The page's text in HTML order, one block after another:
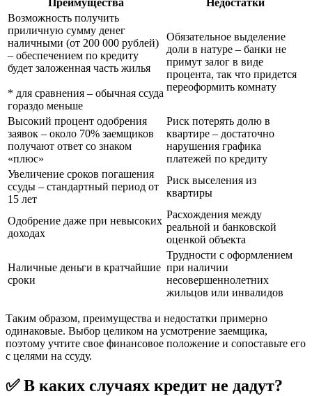
Преимущества
Недостатки
Возможность получить
приличную сумму денег
наличными (от 200 000 рублей)
– обеспечением по кредиту
будет заложенная часть жилья
* для сравнения – обычная ссуда
гораздо меньше
Обязательное выделение
доли в натуре – банки не
примут залог в виде
процента, так что придется
переоформить комнату
Высокий процент одобрения
заявок – около 70% заемщиков
получают ответ со знаком
«плюс»
Риск потерять долю в
квартире – достаточно
нарушения графика
платежей по кредиту
Увеличение сроков погашения
ссуды – стандартный период от
15 лет
Риск выселения из
квартиры
Одобрение даже при невысоких
доходах
Расхождения между
реальной и банковской
оценкой объекта
Наличные деньги в кратчайшие
сроки
Трудности с оформлением
при наличии
несовершеннолетних
жильцов или инвалидов
Таким образом, преимущества и недостатки примерно
одинаковые. Выбор целиком на усмотрение заемщика,
поэтому учтите свое финансовое положение и сопоставьте его
с целями на ссуду.
✅ В каких случаях кредит не дадут?